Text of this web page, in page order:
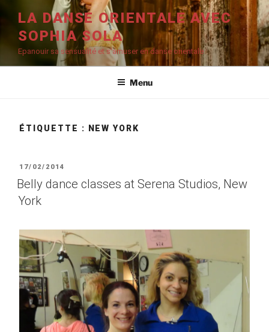
contenu
principal
LA DANSE ORIENTALE AVEC
SOPHIA SOLA
Epanouir sa sensualité et s'amuser en danse orientale
Menu
ÉTIQUETTE : NEW YORK
PUBLIÉ
LE
17/02/2014
Belly dance classes at Serena Studios, New
York